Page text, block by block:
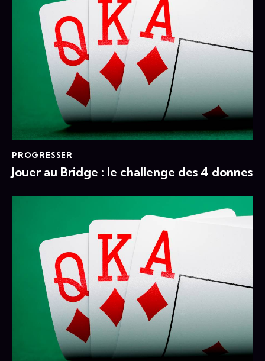
PROGRESSER
Jouer au Bridge : le challenge des 4 donnes